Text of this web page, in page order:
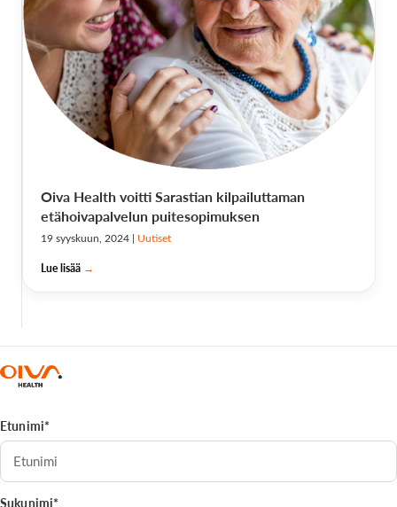
Oiva Health voitti Sarastian kilpailuttaman
etähoivapalvelun puitesopimuksen
19 syyskuun, 2024 | Uutiset
Lue lisää →
Etunimi*
Sukunimi*